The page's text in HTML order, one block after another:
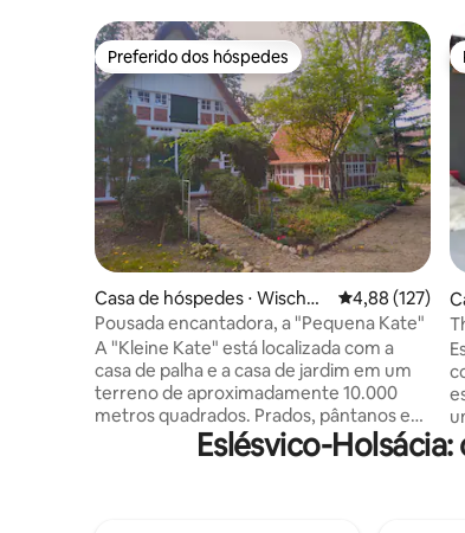
Preferido dos hóspedes
Preferido dos hóspedes
Casa de hóspedes ⋅ Wischha
fen
4,88 de uma
4,88 (127)
Pousada encantadora, a "Pequena Kate"
A "Kleine Kate" está localizada com a
casa de palha e a casa de jardim em um
terreno de aproximadamente 10.000
metros quadrados. Prados, pântanos e
árvores antigas formam o ambiente. A
área total é de aproximadamente 50
Eslésvico-